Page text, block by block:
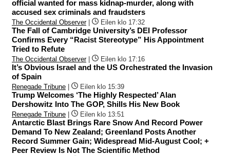
official wanted for mass kidnap-murder, along with
accused sex criminals and fraudsters
The Occidental Observer| Eilen klo 17:32
The Fall of Cambridge University’s DEI Professor
Confirms Every “Racist Stereotype” His Appointment
Tried to Refute
The Occidental Observer| Eilen klo 17:16
It’s Obvious Israel and the US Orchestrated the Invasion
of Spain
Renegade Tribune Eilen klo 15:39
Trump Welcomes ‘The Highly Respected’ Alan
Dershowitz Into The GOP, Shills His New Book
Renegade Tribune Eilen klo 13:51
Antarctic Blast Brings Rare Snow And Record Power
Demand To New Zealand; Greenland Posts Another
Record Summer Gain; Widespread Mid-August Cool; +
Peer Review Is Not The Scientific Method